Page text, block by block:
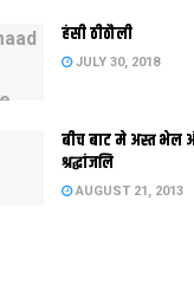
हंसी ठीठौली
JULY 30, 2018
बीच बाट मे अस्त भेल
श्रद्धांजलि
AUGUST 21, 2013